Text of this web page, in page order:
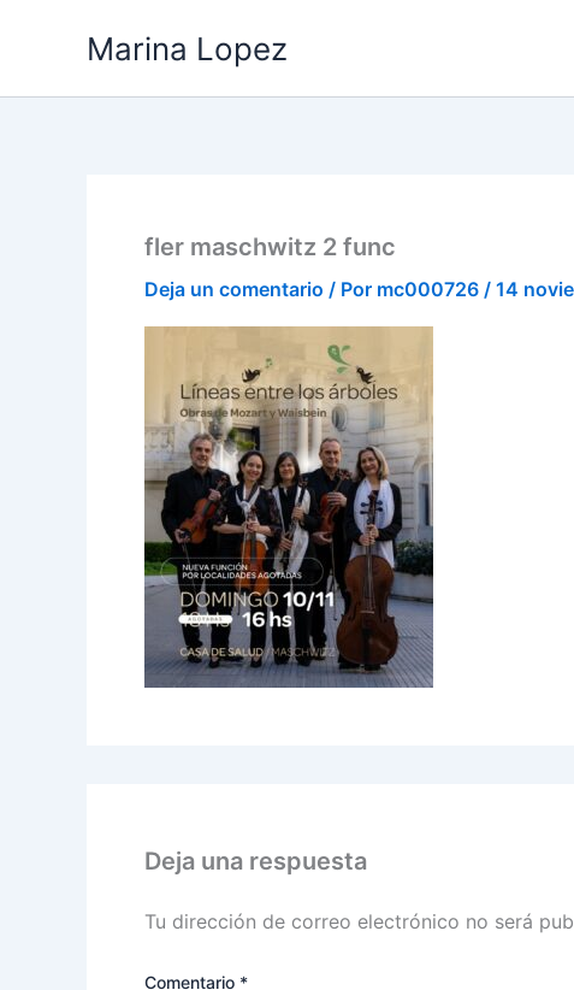
Marina Lopez
fler maschwitz 2 func
Deja un comentario / Por mc000726 / 14
Deja una respuesta
Tu dirección de correo electrónico no será
Comentario *